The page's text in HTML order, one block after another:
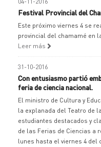
Festival Provincial del
Este próximo viernes 4 se
provincial del chamamé en
Leer más
31-10-2016
Con entusiasmo partió
feria de ciencia nacional.
El ministro de Cultura y
la explanada del Teatro de
estudiantes destacados y
de las Ferias de Ciencias a
lunes hasta el viernes 4 del